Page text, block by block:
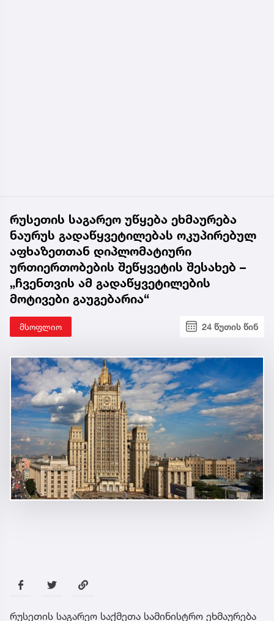
რუსეთის საგარეო უწყება ეხმაურება
ნაურუს გადაწყვეტილებას ოკუპირებულ
აფხაზეთთან დიპლომატიური
ურთიერთობების შეწყვეტის შესახებ –
„ჩვენთვის ამ გადაწყვეტილების
მოტივები გაუგებარია“
მსოფლიო 24 წუთის წინ
რუსეთის საგარეო საქმეთა სამინისტრო ეხმაურება